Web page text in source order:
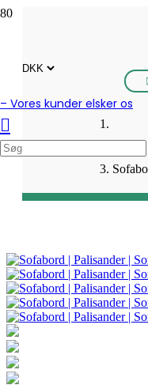
– Vores kunder elsker os